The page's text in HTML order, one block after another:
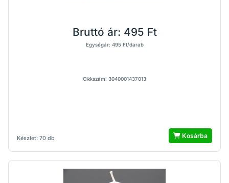
Készlet: 70 db
Bruttó ár: 495 Ft
Egységár: 495 Ft/darab
Cikkszám: 3040001437013
Kosárba